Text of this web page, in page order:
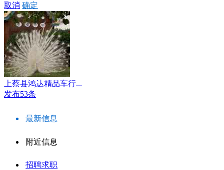
取消 确定
上蔡县鸿达精品车行...
发布53条
最新信息
附近信息
招聘求职